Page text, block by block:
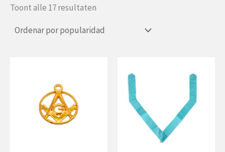
Toont alle 17 resultaten
populariteit